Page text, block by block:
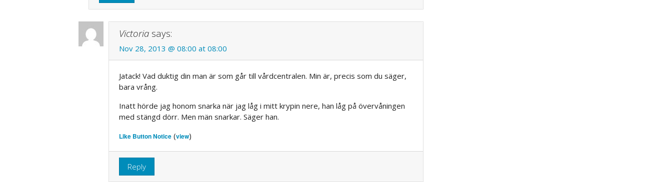
Victoria says:
Nov 28, 2013 @ 08:00 at 08:00
Jatack! Vad duktig din man är som går till vårdcentralen. Min är, precis som du säger,
bara vrång.
Inatt hörde jag honom snarka när jag låg i mitt krypin nere, han låg på övervåningen
med stängd dörr. Men män snarkar. Säger han.
Like Button Notice (view)
Reply